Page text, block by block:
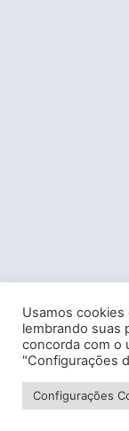
Usamos
lembrando suas
concorda com o
"Configurações
Configurações